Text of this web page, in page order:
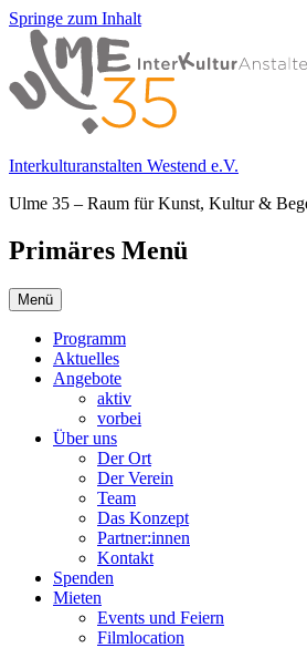
Springe zum Inhalt
Interkulturanstalten Westend e.V.
Ulme 35 – Raum für Kunst, Kultur &
Primäres Menü
Menü
Programm
Aktuelles
Angebote
aktiv
vorbei
Über uns
Der Ort
Der Verein
Team
Das Konzept
Partner:innen
Kontakt
Spenden
Mieten
Events und Feiern
Filmlocation